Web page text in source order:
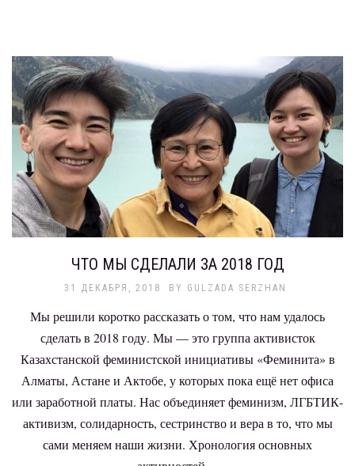
ЧТО МЫ СДЕЛАЛИ ЗА 2018 ГОД
31 ДЕКАБРЯ, 2018 BY GULZADA SERZHAN
Мы решили коротко рассказать о том, что нам удалось
сделать в 2018 году. Мы — это группа активисток
Казахстанской феминистской инициативы «Феминита» в
Алматы, Астане и Актобе, у которых пока ещё нет офиса
или заработной платы. Нас объединяет феминизм, ЛГБТИК-
активизм, солидарность, сестринство и вера в то, что мы
сами меняем наши жизни. Хронология основных